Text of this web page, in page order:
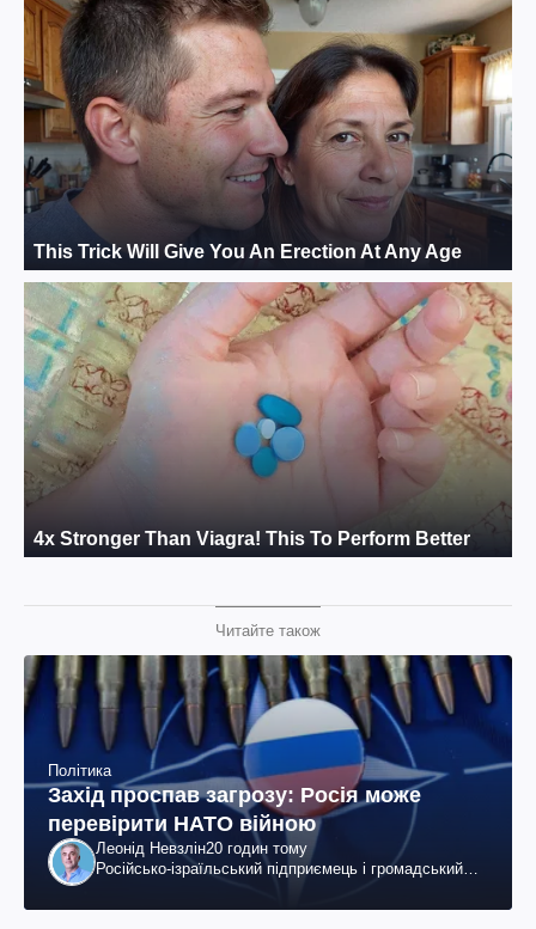
Читайте також
Політика
Захід проспав загрозу: Росія може
перевірити НАТО війною
Леонід Невзлін20 годин тому
Російсько-ізраїльський підприємець і громадський